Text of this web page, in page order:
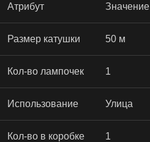
Атрибут Значение
Размер катушки 50 м
Кол-во лампочек 1
Использование Улица
Кол-во в коробке 1